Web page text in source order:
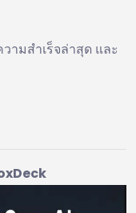
ามสำเร็จล่าสุด และ